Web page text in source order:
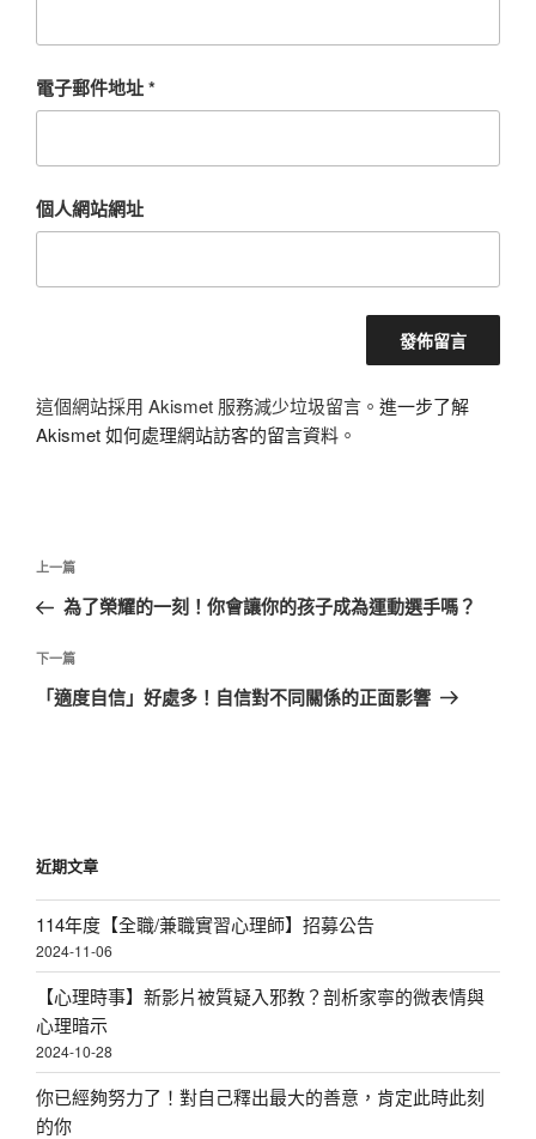
電子郵件地址*
個人網站網址
這個網站採用 Akismet 服務減少垃圾留言。 進一步了解
Akismet 如何處理網站訪客的留言資料 。
文
導
覽
上
一
文
章
上一篇
為了榮耀的一刻！你會讓你的孩子成為運動選手嗎？
下
一
下一篇
「適度自信」好處多！自信對不同關係的正面影響
近期文章
114年度【全職/兼職實習心理師】招募公告
2024-11-06
【心理時事】新影片被質疑入邪教？剖析家寧的微表情與
心理暗示
2024-10-28
你已經夠努力了！對自己釋出最大的善意，肯定此時此刻
的你